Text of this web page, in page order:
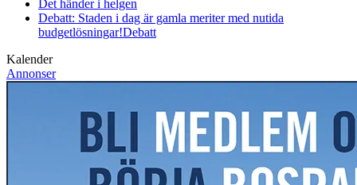
Det händer i helgen
Debatt: Staden i dag är gamla meriter med nutida
budgetlösningar!Debatt
Kalender
Annonser